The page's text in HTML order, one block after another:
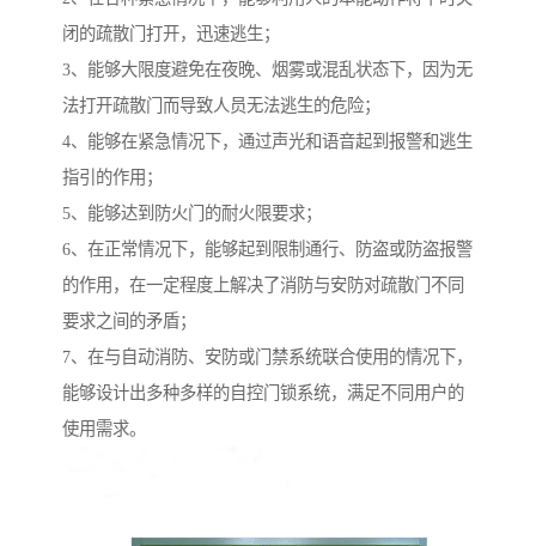
闭的疏散门打开，迅速逃生；
3、能够大限度避免在夜晚、烟雾或混乱状态下，因为无
法打开疏散门而导致人员无法逃生的危险；
4、能够在紧急情况下，通过声光和语音起到报警和逃生
指引的作用；
5、能够达到防火门的耐火限要求；
6、在正常情况下，能够起到限制通行、防盗或防盗报警
的作用，在一定程度上解决了消防与安防对疏散门不同
要求之间的矛盾；
7、在与自动消防、安防或门禁系统联合使用的情况下，
能够设计出多种多样的自控门锁系统，满足不同用户的
使用需求。